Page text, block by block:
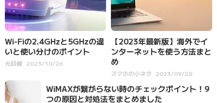
Wi-Fiの2.4GHzと5GHzの違
いと使い分けのポイント
光回線 2023/10/26
【2023年最新版】海外でイ
ンターネットを使う方法まと
め
スマホの小ネタ 2023/09/28
WiMAXが繋がらない時のチェックポイント！9
つの原因と対処法をまとめました